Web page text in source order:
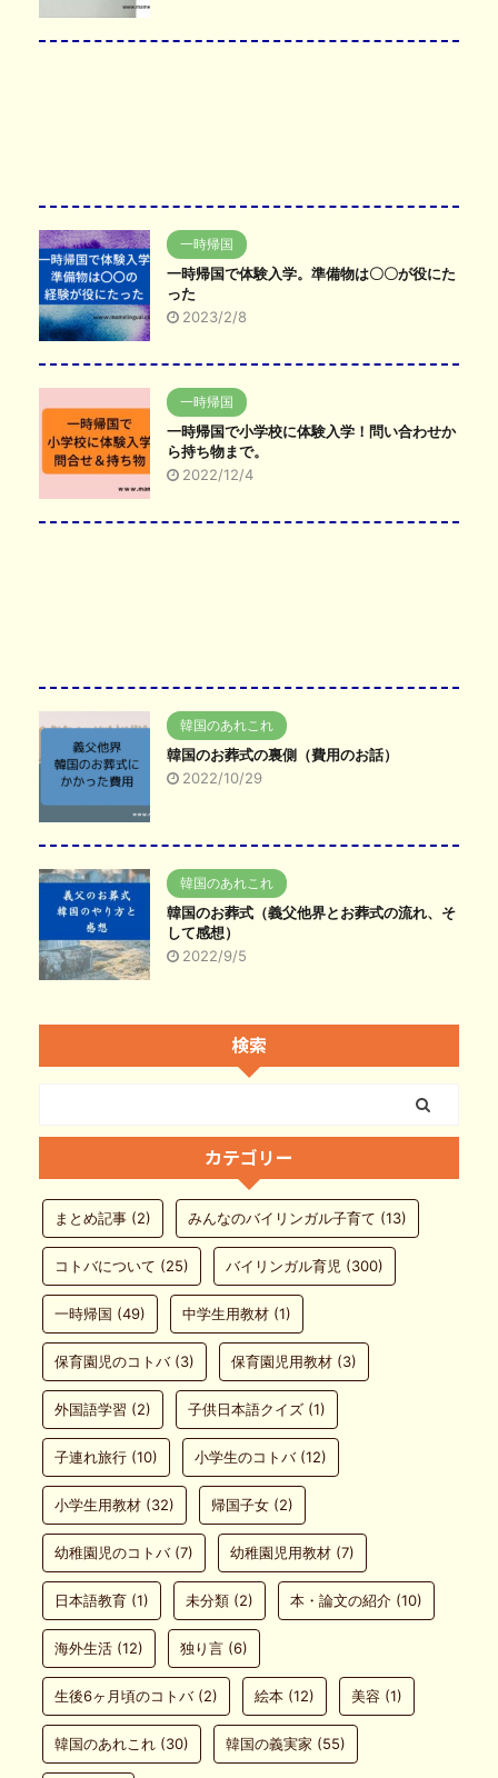
一時帰国
一時帰国で体験入学。準備物は〇〇が役にた
った
2023/2/8
一時帰国
一時帰国で小学校に体験入学！問い合わせか
ら持ち物まで。
2022/12/4
韓国のあれこれ
韓国のお葬式の裏側（費用のお話）
2022/10/29
韓国のあれこれ
韓国のお葬式（義父他界とお葬式の流れ、そ
して感想）
2022/9/5
検索
カテゴリー
まとめ記事 (2) みんなのバイリンガル子育て (13)
コトバについて (25) バイリンガル育児 (300)
一時帰国 (49) 中学生用教材 (1)
保育園児のコトバ(3) 保育園児用教材 (3)
外国語学習 (2) 子供日本語クイズ (1)
子連れ旅行 (10) 小学生のコトバ(12)
小学生用教材 (32) 帰国子女 (2)
幼稚園児のコトバ(7) 幼稚園児用教材 (7)
日本語教育 (1) 未分類 (2) 本・論文の紹介 (10)
海外生活 (12) 独り言 (6)
生後6ヶ月頃のコトバ(2) 絵本 (12) 美容 (1)
韓国のあれこれ (30) 韓国の義実家 (55)